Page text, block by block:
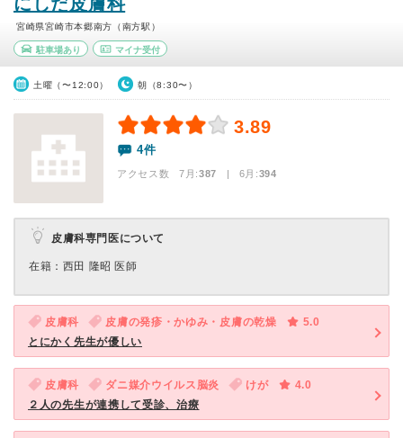
宮崎県宮崎市本郷南方（南方駅）
駐車場あり マイナ受付
土曜（〜12:00） 朝（8:30〜）
3.89
4件
アクセス数 7月:387 | 6月:394
皮膚科専門医について
在籍：西田 隆昭 医師
皮膚科 皮膚の発疹・かゆみ・皮膚の乾燥
5.0
とにかく先生が優しい
皮膚科 ダニ媒介ウイルス脳炎 けが
4.0
２人の先生が連携して受診、治療